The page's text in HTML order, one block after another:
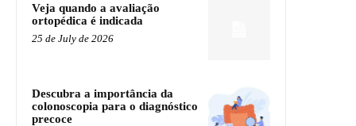
Veja quando a avaliação
ortopédica é indicada
25 de July de 2026
Descubra a importância da
colonoscopia para o diagnóstico
precoce